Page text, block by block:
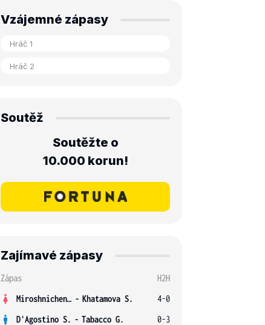
Vzájemné zápasy
Soutěž
Soutěžte o
10.000 korun!
Zajímavé zápasy
Zápas
H2H
Miroshnichenko V. - Khatamova S.
4-0
D'Agostino S. - Tabacco G.
0-3